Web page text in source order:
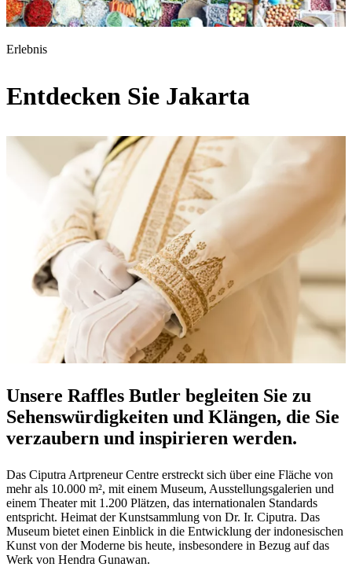
Erlebnis
Entdecken Sie Jakarta
Unsere Raffles Butler begleiten Sie zu
Sehenswürdigkeiten und Klängen, die Sie
verzaubern und inspirieren werden.
Das Ciputra Artpreneur Centre erstreckt sich über eine Fläche von
mehr als 10.000 m², mit einem Museum, Ausstellungsgalerien und
einem Theater mit 1.200 Plätzen, das internationalen Standards
entspricht. Heimat der Kunstsammlung von Dr. Ir. Ciputra. Das
Museum bietet einen Einblick in die Entwicklung der indonesischen
Kunst von der Moderne bis heute, insbesondere in Bezug auf das
Werk von Hendra Gunawan.